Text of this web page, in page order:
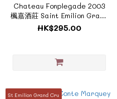
Chateau Fonplegade 2003
楓嘉酒莊 Saint Emilion Grand
Cru Classes 《ZF512A》
HK$295.00
St Emilion Grand Cru